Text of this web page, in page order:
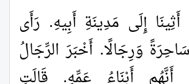
إِلَى مَدِينَةِ أَبِيهِ. رَأَى
وَرِجَالًا. أَخْبَرَ الرِّجَالُ